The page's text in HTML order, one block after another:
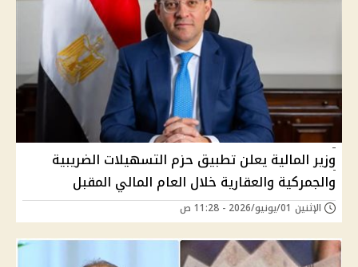
وزير المالية يعلن تطبيق حزم التسهيلات الضريبية
والجمركية والعقارية خلال العام المالي المقبل
الإثنين 01/يونيو/2026 - 11:28 ص